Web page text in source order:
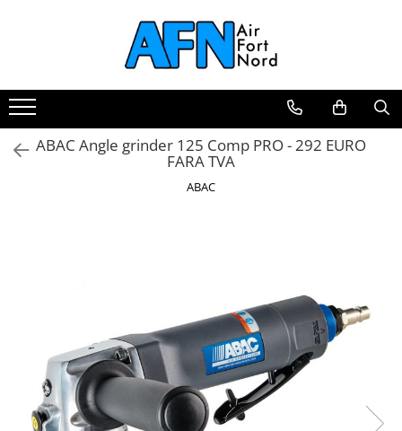
ABAC Angle grinder 125 Comp PRO - 292 EURO
FARA TVA
ABAC